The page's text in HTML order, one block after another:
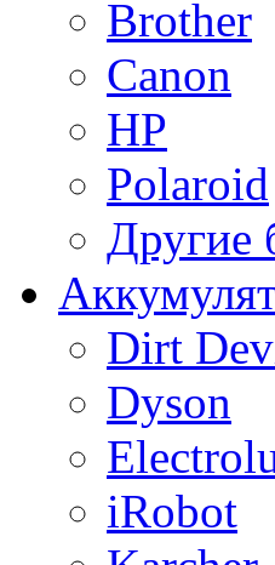
Brother
Canon
HP
Polaroid
Другие
Dirt
Dyson
iRobot